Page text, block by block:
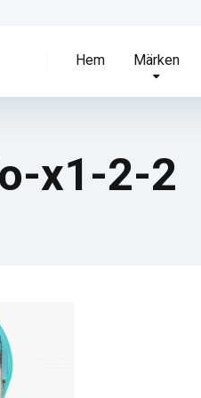
Hem Märken
x1-2-2